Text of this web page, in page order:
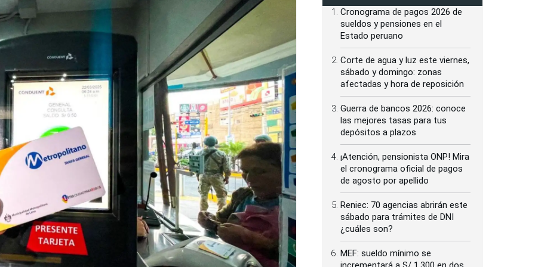
Cronograma de pagos 2026 de
sueldos y pensiones en el
Estado peruano
Corte de agua y luz este viernes,
sábado y domingo: zonas
afectadas y hora de reposición
Guerra de bancos 2026: conoce
las mejores tasas para tus
depósitos a plazos
¡Atención, pensionista ONP! Mira
el cronograma oficial de pagos
de agosto por apellido
Reniec: 70 agencias abrirán este
sábado para trámites de DNI
¿cuáles son?
MEF: sueldo mínimo se